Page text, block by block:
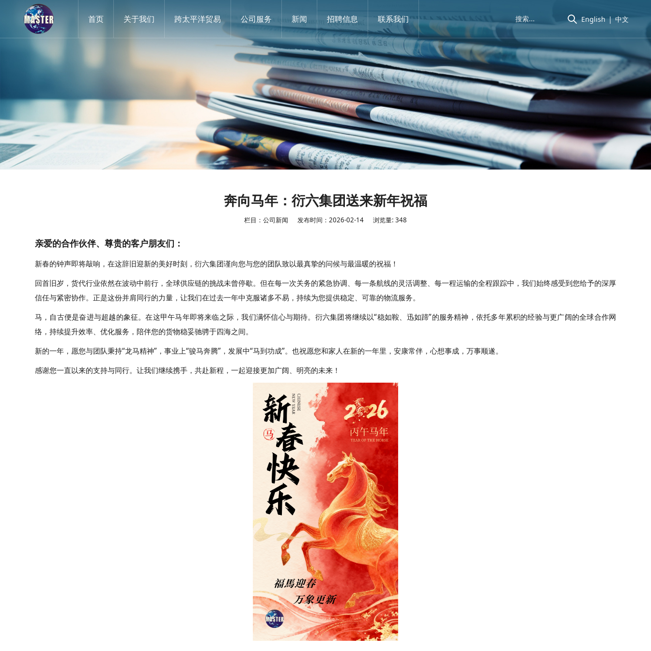
English | 中文
首页 关于我们 跨太平洋贸易 公司服务 新闻 招聘信息 联系我们
奔向马年：衍六集团送来新年祝福
栏目：公司新闻 发布时间：2026-02-14 浏览量: 348
亲爱的合作伙伴、尊贵的客户朋友们：
新春的钟声即将敲响，在这辞旧迎新的美好时刻，衍六集团谨向您与您的团队致以最真挚的问候与最温暖的祝福！
回首旧岁，货代行业依然在波动中前行，全球供应链的挑战未曾停歇。但在每一次关务的紧急协调、每一条航线的灵活调整、每一程运输的全程跟踪中，我们始终感受到您给予的深厚
信任与紧密协作。正是这份并肩同行的力量，让我们在过去一年中克服诸多不易，持续为您提供稳定、可靠的物流服务。
马，自古便是奋进与超越的象征。在这甲午马年即将来临之际，我们满怀信心与期待。衍六集团将继续以“稳如鞍、迅如蹄”的服务精神，依托多年累积的经验与更广阔的全球合作网
络，持续提升效率、优化服务，陪伴您的货物稳妥驰骋于四海之间。
新的一年，愿您与团队秉持“龙马精神”，事业上“骏马奔腾”，发展中“马到功成”。也祝愿您和家人在新的一年里，安康常伴，心想事成，万事顺遂。
感谢您一直以来的支持与同行。让我们继续携手，共赴新程，一起迎接更加广阔、明亮的未来！